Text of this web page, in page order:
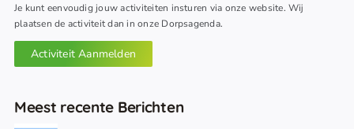
Je kunt eenvoudig jouw activiteiten insturen via onze website. Wij
plaatsen de activiteit dan in onze Dorpsagenda.
Activiteit Aanmelden
Meest recente Berichten